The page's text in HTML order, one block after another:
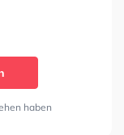
haben